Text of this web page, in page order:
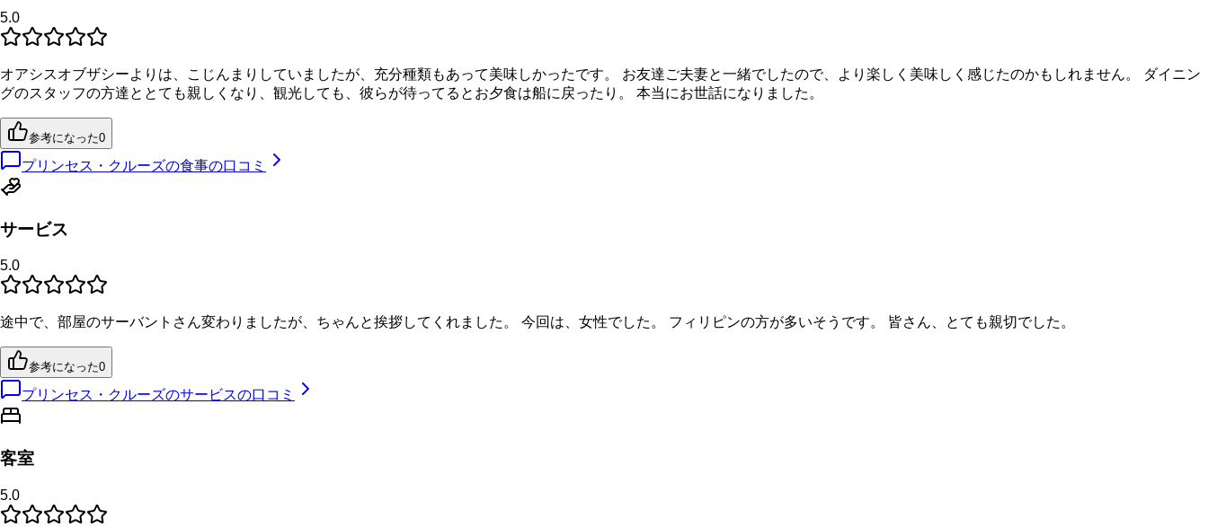
5.0
オアシスオブザシーよりは、こじんまりしていましたが、充分種類もあって美味しかったです。 お友達ご夫妻と一緒でしたので、より楽しく美味しく感じたのかもしれません。 ダイニン
グのスタッフの方達ととても親しくなり、観光しても、彼らが待ってるとお夕食は船に戻ったり。 本当にお世話になりました。
参考になった0
プリンセス・クルーズの食事の口コミ
サービス
5.0
途中で、部屋のサーバントさん変わりましたが、ちゃんと挨拶してくれました。 今回は、女性でした。 フィリピンの方が多いそうです。 皆さん、とても親切でした。
参考になった0
プリンセス・クルーズのサービスの口コミ
客室
5.0